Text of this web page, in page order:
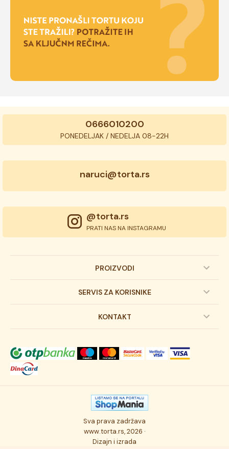
0666010200
PONEDELJAK / NEDELJA 08-22H
naruci@torta.rs
@torta.rs
PRATI NAS NA INSTAGRAMU
PROIZVODI
Dečije torte
Svadbene torte
Torta klasici
Osmisli tortu
Ukusi torti
SERVIS ZA KORISNIKE
Prijava na newsletter
Dostava robe
Autorska prava
Politika privatnosti
Najčešće postavljana pitanja
KONTAKT
Novosti
Posao
Kontakt
Sva prava zadržava
www.torta.rs, 2026 ·
Dizajn i izrada